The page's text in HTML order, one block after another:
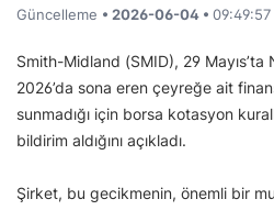
Güncelleme • 2026-06-04 • 09:49:57
Smith-Midland (SMID), 29 Mayıs’ta
2026’da sona eren çeyreğe ait
sunmadığı için borsa kotasyon
bildirim aldığını açıkladı.
Şirket, bu gecikmenin, önemli bir